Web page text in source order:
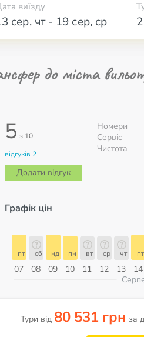
виїзду
сер, чт- 19 сер, ср
до міста
5 з 10
відгуків 2
Додати відгук
Номери
Сервіс
Чистота
Графік цін
07
пт
08
сб
09
нд
10
пн
11
вт
12
ср
13
чт
14
пт
Тури від 80 531 грн за